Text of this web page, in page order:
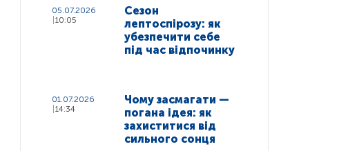
05.07.2026
10:05
Сезон
лептоспірозу: як
убезпечити себе
під час відпочинку
01.07.2026
14:34
Чому засмагати —
погана ідея: як
захиститися від
сильного сонця